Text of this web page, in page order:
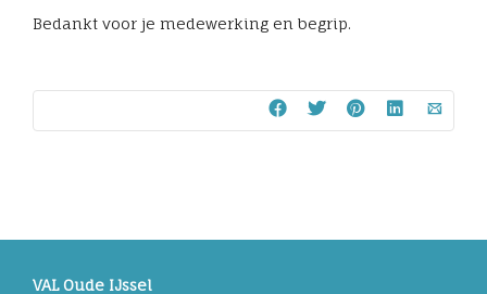
Bedankt voor je medewerking en begrip.
VAL Oude IJssel